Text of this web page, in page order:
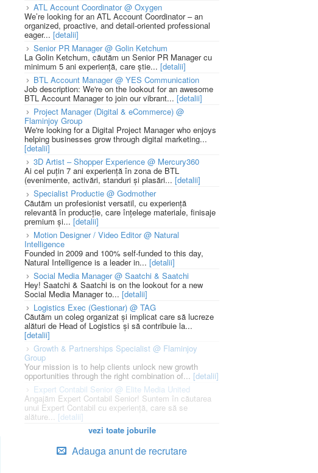
ATL Account Coordinator @ Oxygen
We’re looking for an ATL Account Coordinator – an
organized, proactive, and detail-oriented professional
eager... [detalii]
Senior PR Manager @ Golin Ketchum
La Golin Ketchum, căutăm un Senior PR Manager cu
minimum 5 ani experiență, care știe... [detalii]
BTL Account Manager @ YES Communication
Job description: We're on the lookout for an awesome
BTL Account Manager to join our vibrant... [detalii]
Project Manager (Digital & eCommerce) @
Flaminjoy Group
We're looking for a Digital Project Manager who enjoys
helping businesses grow through digital marketing...
[detalii]
3D Artist – Shopper Experience @ Mercury360
Ai cel puțin 7 ani experiență în zona de BTL
(evenimente, activări, standuri și plasări... [detalii]
Specialist Productie @ Godmother
Căutăm un profesionist versatil, cu experiență
relevantă în producție, care înțelege materiale, finisaje
premium și... [detalii]
Motion Designer / Video Editor @ Natural
Intelligence
Founded in 2009 and 100% self-funded to this day,
Natural Intelligence is a leader in... [detalii]
Social Media Manager @ Saatchi & Saatchi
Hey! Saatchi & Saatchi is on the lookout for a new
Social Media Manager to... [detalii]
Logistics Exec (Gestionar) @ TAG
Căutăm un coleg organizat și implicat care să lucreze
alături de Head of Logistics și să contribuie la...
[detalii]
Growth & Partnerships Specialist @ Flaminjoy
Group
Your mission is to help clients unlock new growth
opportunities through the right combination of... [detalii]
Expert Contabil Senior @ Elite Media United
Angajăm Expert Contabil Senior! Suntem în căutarea
unui Expert Contabil cu experiență, care să se
alăture... [detalii]
vezi toate joburile
Adauga anunt de recrutare